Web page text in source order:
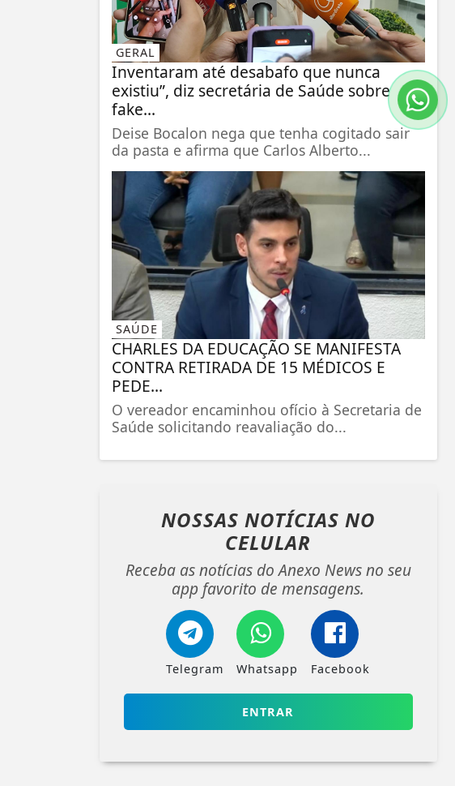
GERAL
Inventaram até desabafo que nunca
existiu”, diz secretária de Saúde sobre
fake...
Deise Bocalon nega que tenha cogitado sair
da pasta e afirma que Carlos Alberto...
SAÚDE
CHARLES DA EDUCAÇÃO SE MANIFESTA
CONTRA RETIRADA DE 15 MÉDICOS E
PEDE...
O vereador encaminhou ofício à Secretaria de
Saúde solicitando reavaliação do...
NOSSAS NOTÍCIAS NO
CELULAR
Receba as notícias do Anexo News no seu
app favorito de mensagens.
Telegram Whatsapp Facebook
ENTRAR